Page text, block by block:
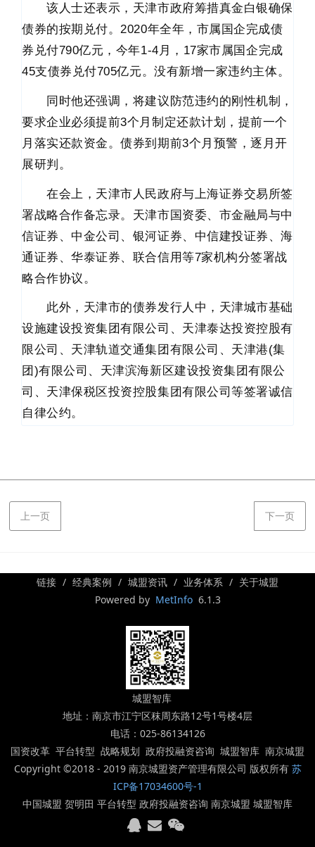
该人士还表示，天津市政府筹措真金白银确保
债券的按期兑付。2020年全年，市属国企完成债
券兑付790亿元，今年1-4月，17家市属国企完成
45支债券兑付705亿元。没有新增一家违约主体。
同时他还强调，将建议防范违约的刚性机制，
要求企业必须提前3个月制定还款计划，提前一个
月落实还款资金。债券到期前3个月预警，逐月开
展研判。
在会上，天津市人民政府与上海证券交易所签
署战略合作备忘录。天津市国资委、市金融局与中
信证券、中金公司、银河证券、中信建投证券、海
通证券、华泰证券、联合信用等7家机构分签署战
略合作协议。
此外，天津市的债券发行人中，天津城市基础
设施建设投资集团有限公司、天津泰达投资控股有
限公司、天津轨道交通集团有限公司、天津港(集
团)有限公司、天津滨海新区建设投资集团有限公
司、天津保税区投资控股集团有限公司等签署诚信
自律公约。
上一页 下一页
链接 经典案例 城盟资讯 业务体系
关于城盟
Powered by MetInfo6.1.3
城盟智库
地址：南京市江宁区秣周东路12号1号楼4层
电话：025-86134126
国资改革 平台转型 战略规划 政府投融资咨询 城盟智库 南京城盟
Copyright ©2018 - 2019 南京城盟资产管理有限公司 版权所有 苏
ICP备17034600号-1
中国城盟 贺明田 平台转型 政府投融资咨询 南京城盟 城盟智库